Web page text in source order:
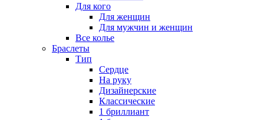
Для кого
Для женщин
Для мужчин и женщин
Все колье
Браслеты
Тип
Сердце
На руку
Дизайнерские
Классические
1 бриллиант